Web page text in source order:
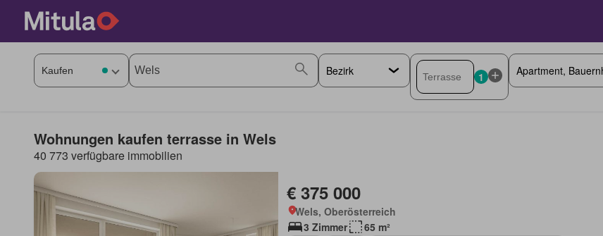
1
Wohnungen kaufen terrasse in Wels
40 773 verfügbare immobilien
€ 375 000
Wels, Oberösterreich
3 Zimmer
65 m²